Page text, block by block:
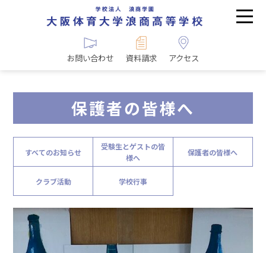
お問い合わせ 資料請求 アクセス
保護者の皆様へ
すべてのお知らせ
受験生とゲストの皆
様へ
保護者の皆様へ
クラブ活動 学校行事